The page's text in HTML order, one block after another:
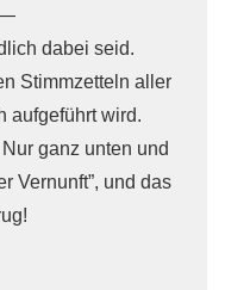
dabei seid.
Stimmzetteln aller
aufgeführt wird.
ganz unten und
Vernunft”, und das